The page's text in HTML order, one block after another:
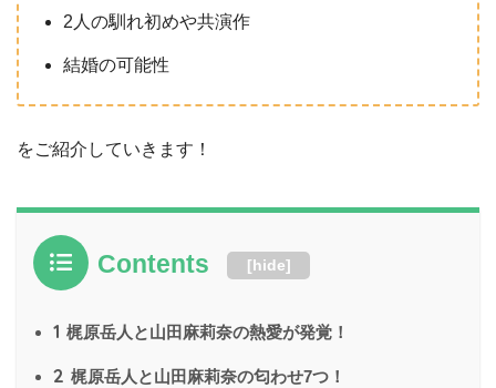
2人の馴れ初めや共演作
結婚の可能性
をご紹介していきます！
Contents [hide]
1 梶原岳人と山田麻莉奈の熱愛が発覚！
2 梶原岳人と山田麻莉奈の匂わせ7つ！